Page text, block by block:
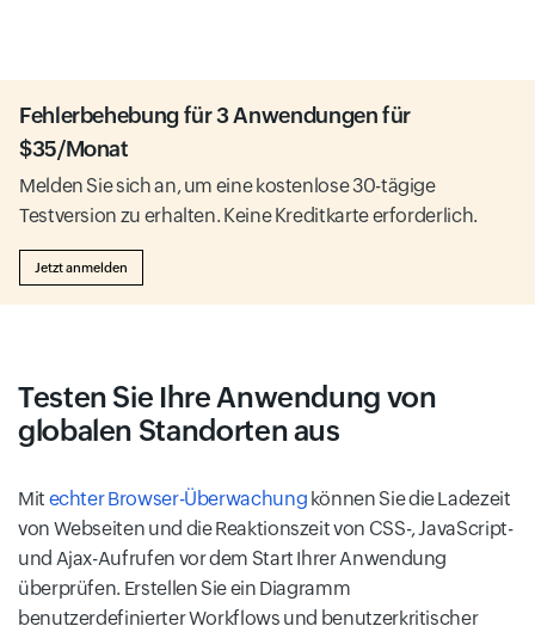
Fehlerbehebung für 3 Anwendungen für
$35/Monat
Melden Sie sich an, um eine kostenlose 30-tägige
Testversion zu erhalten. Keine Kreditkarte erforderlich.
Jetzt anmelden
Testen Sie Ihre Anwendung von
globalen Standorten aus
Mit echter Browser-Überwachung können Sie die Ladezeit
von Webseiten und die Reaktionszeit von CSS-, JavaScript-
und Ajax-Aufrufen vor dem Start Ihrer Anwendung
überprüfen. Erstellen Sie ein Diagramm
benutzerdefinierter Workflows und benutzerkritischer